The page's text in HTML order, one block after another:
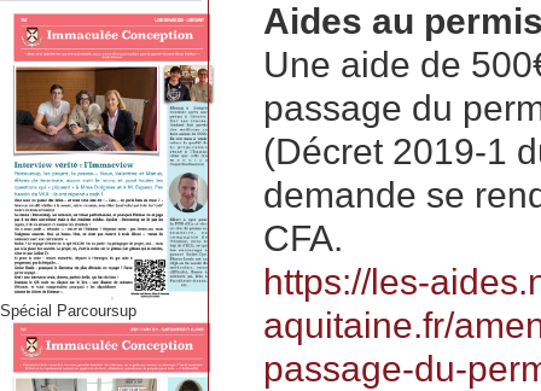
Spécial Parcoursup
Aides au
Une aide de
passage du
(Décret 2019-1
demande se
CFA.
https://les-
aquitaine.fr/
passage-du-